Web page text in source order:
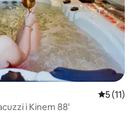
คะแนนเฉ
5 (11)
i Kinem 88'